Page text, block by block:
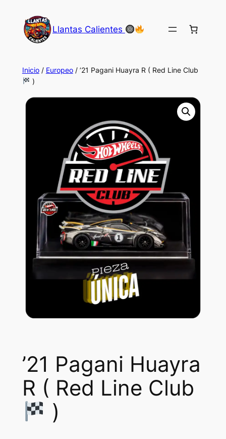
contenido
Llantas Calientes
Inicio/ Europeo/ ’21 Pagani Huayra R ( Red Line Club
)
’21 Pagani Huayra
R ( Red Line Club
)